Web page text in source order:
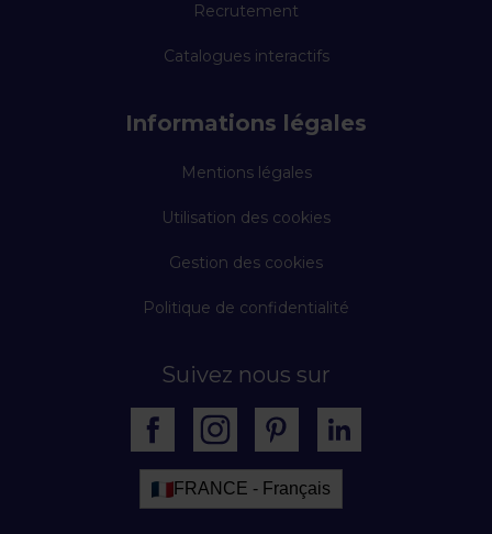
Recrutement
Catalogues interactifs
Informations légales
Mentions légales
Utilisation des cookies
Gestion des cookies
Politique de confidentialité
Suivez nous sur
FRANCE - Français